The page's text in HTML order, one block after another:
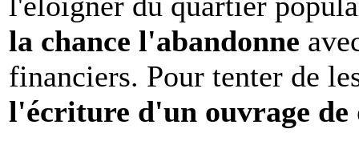
la chance l'abandonne
financiers. Pour tenter de
l'écriture d'un ouvrage de